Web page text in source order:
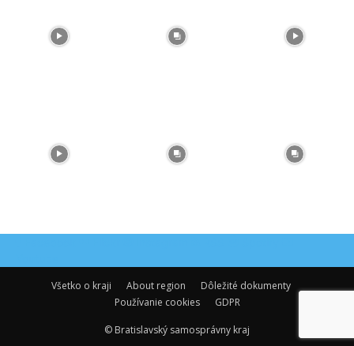
Všetko o kraji
About region
Dôležité dokumenty
Používanie cookies
GDPR
© Bratislavský samosprávny kraj